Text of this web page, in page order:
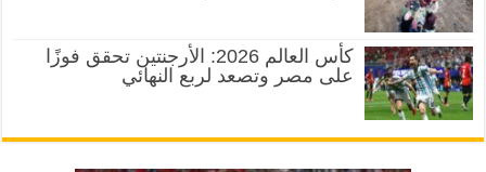
كأس العالم 2026: الأرجنتين تحقق فوزًا
على مصر وتصعد لربع النهائي